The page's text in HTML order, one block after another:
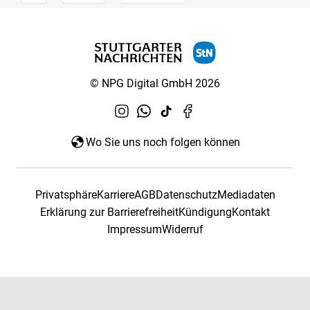
© NPG Digital GmbH 2026
Wo Sie uns noch folgen können
PrivatsphäreKarriereAGBDatenschutzMediadaten
Erklärung zur BarrierefreiheitKündigungKontakt
ImpressumWiderruf